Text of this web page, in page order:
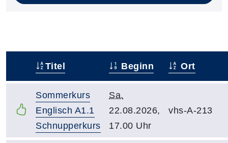
Titel Beginn Ort
Sommerkurs
Englisch A1.1
Schnupperkurs
Sa.
22.08.2026,
17.00 Uhr
vhs-A-213